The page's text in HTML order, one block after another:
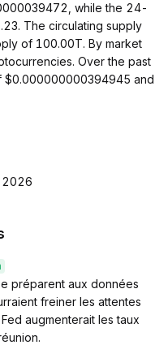
while the 24-
The circulating supply
of 100.00T. By market
Over the past
$0.000000000394945 and
2026
préparent aux données
freiner les attentes
augmenterait les taux